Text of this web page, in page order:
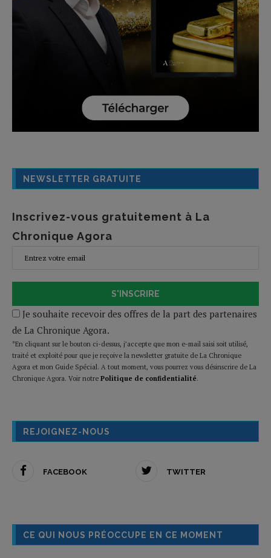
NEWSLETTER GRATUITE
Inscrivez-vous gratuitement à La
Chronique Agora
S'INSCRIRE
Je souhaite recevoir des offres de la part des partenaires
de La Chronique Agora.
*En cliquant sur le bouton ci-dessus, j’accepte que mon e-mail saisi soit utilisé,
traité et exploité pour que je reçoive la newsletter gratuite de La Chronique
Agora et mon Guide Spécial. A tout moment, vous pourrez vous désinscrire de La
Chronique Agora. Voir notre Politique de confidentialité.
REJOIGNEZ-NOUS
FACEBOOK TWITTER
CE QUI NOUS PRÉOCCUPE EN CE MOMENT